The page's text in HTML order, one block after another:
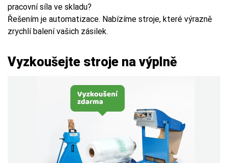
pracovní síla ve skladu?
Řešením je automatizace. Nabízíme stroje, které výrazně
zrychlí balení vašich zásilek.
Vyzkoušejte stroje na výplně